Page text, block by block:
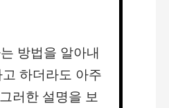
방법을 알아내
하더라도 아주
러한 설명을 보